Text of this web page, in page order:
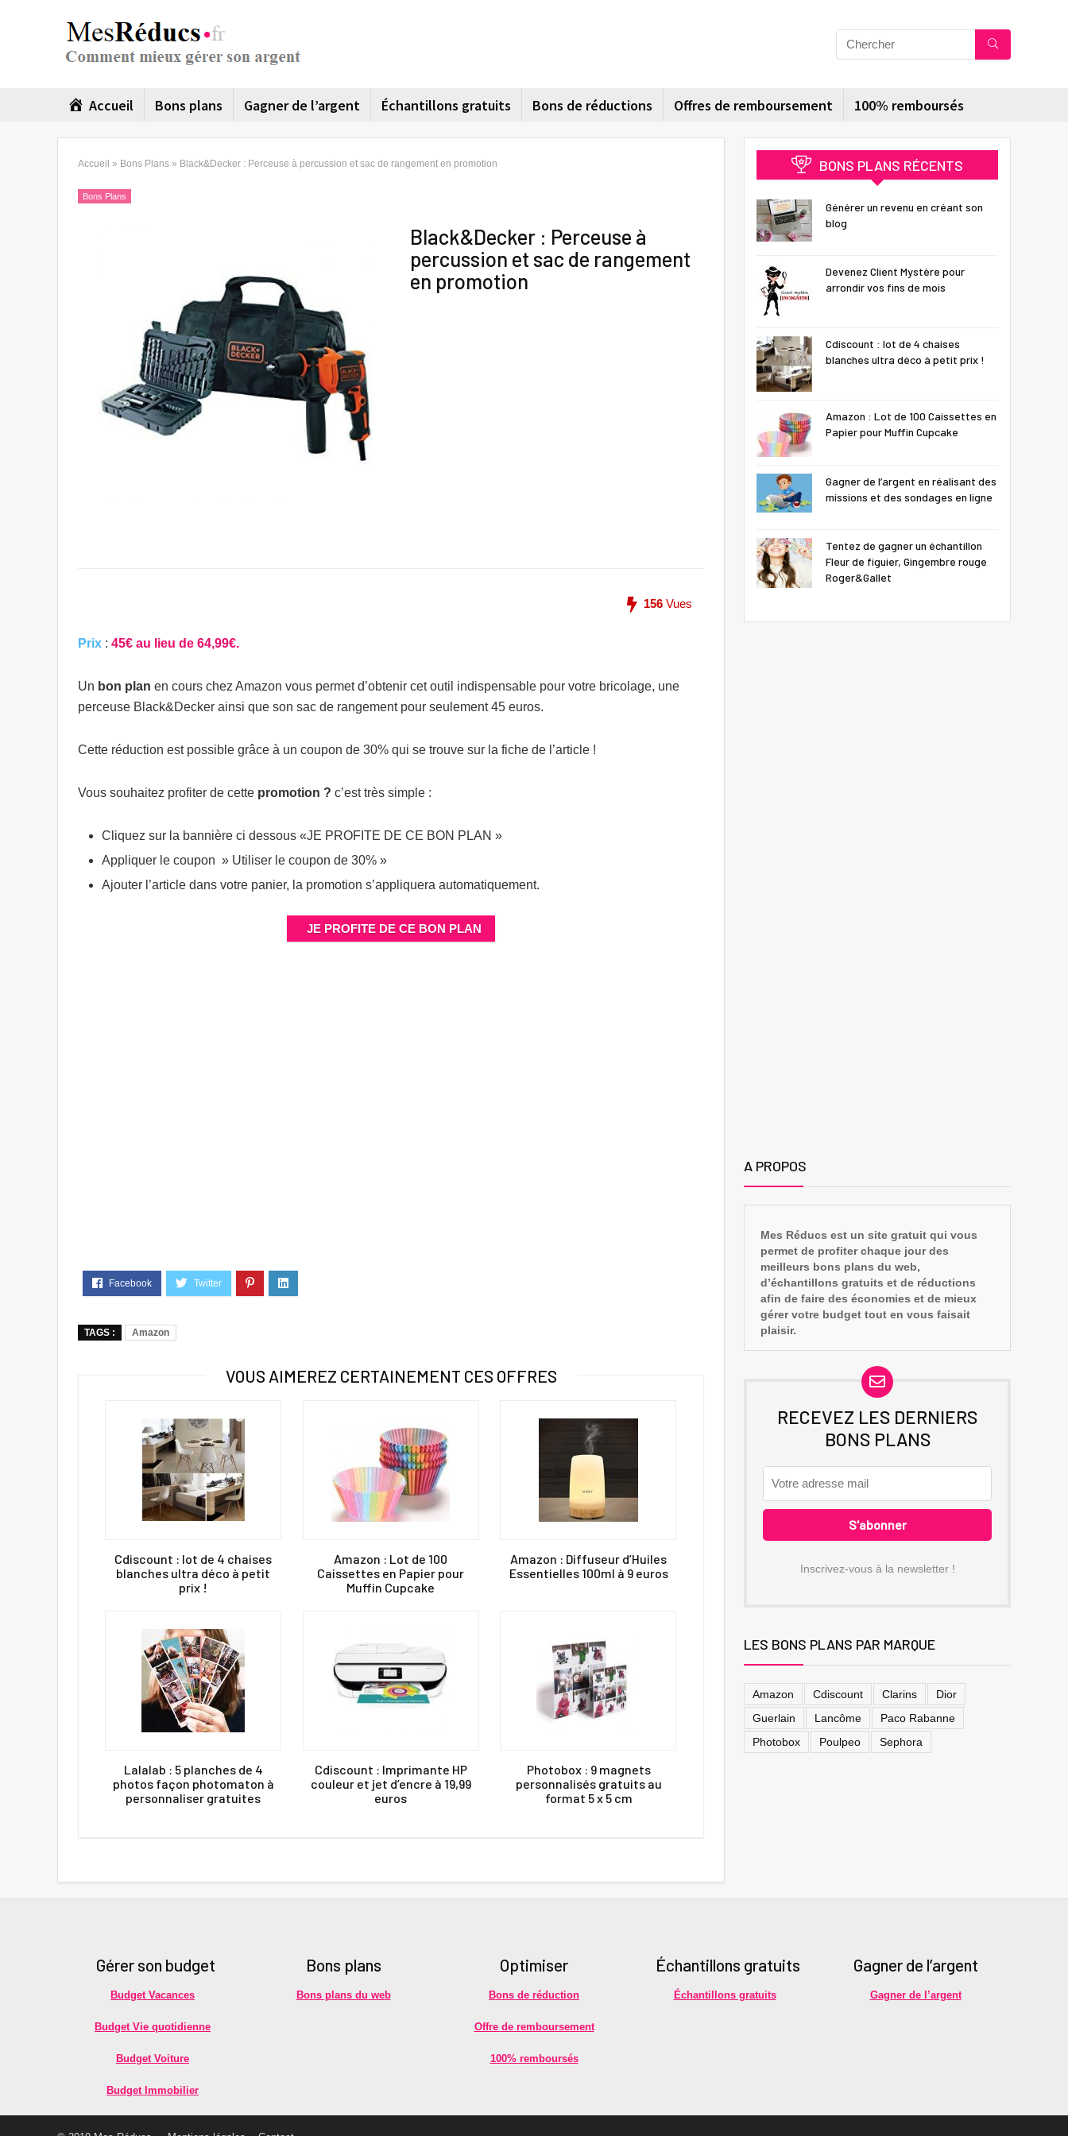
Accueil Bons plans Gagner de l’argent Échantillons gratuits Bons de réductions Offres de remboursement 100% remboursés
Accueil » Bons Plans » Black&Decker : Perceuse à percussion et sac de rangement en promotion
Bons Plans
Black&Decker : Perceuse à
percussion et sac de rangement
en promotion
156 Vues
Prix : 45€ au lieu de 64,99€.
Un bon plan en cours chez Amazon vous permet d’obtenir cet outil indispensable pour votre bricolage, une
perceuse Black&Decker ainsi que son sac de rangement pour seulement 45 euros.
Cette réduction est possible grâce à un coupon de 30% qui se trouve sur la fiche de l’article !
Vous souhaitez profiter de cette promotion ? c’est très simple :
Cliquez sur la bannière ci dessous «JE PROFITE DE CE BON PLAN »
Appliquer le coupon » Utiliser le coupon de 30% »
Ajouter l’article dans votre panier, la promotion s’appliquera automatiquement.
JE PROFITE DE CE BON PLAN
TAGS : Amazon
VOUS AIMEREZ CERTAINEMENT CES OFFRES
Cdiscount : lot de 4 chaises
blanches ultra déco à petit
prix !
Amazon : Lot de 100
Caissettes en Papier pour
Muffin Cupcake
Amazon : Diffuseur d’Huiles
Essentielles 100ml à 9 euros
Lalalab : 5 planches de 4
photos façon photomaton à
personnaliser gratuites
Cdiscount : Imprimante HP
couleur et jet d’encre à 19,99
euros
Photobox : 9 magnets
personnalisés gratuits au
format 5 x 5 cm
BONS PLANS RÉCENTS
Générer un revenu en créant son
blog
Devenez Client Mystère pour
arrondir vos fins de mois
Cdiscount : lot de 4 chaises
blanches ultra déco à petit prix !
Amazon : Lot de 100 Caissettes en
Papier pour Muffin Cupcake
Gagner de l’argent en réalisant des
missions et des sondages en ligne
Tentez de gagner un échantillon
Fleur de figuier, Gingembre rouge
Roger&Gallet
A PROPOS
Mes Réducs est un site gratuit qui vous
permet de profiter chaque jour des
meilleurs bons plans du web,
d’échantillons gratuits et de réductions
afin de faire des économies et de mieux
gérer votre budget tout en vous faisait
plaisir.
RECEVEZ LES DERNIERS
BONS PLANS
Inscrivez-vous à la newsletter !
LES BONS PLANS PAR MARQUE
Amazon Cdiscount Clarins
Dior
Guerlain
Lancôme
Paco Rabanne
Photobox
Poulpeo Sephora
Gérer son budget
Budget Vacances
Budget Vie quotidienne
Budget Voiture
Budget Immobilier
Bons plans
Bons plans du web
Optimiser
Bons de réduction
Offre de remboursement
100% remboursés
Échantillons gratuits
Échantillons gratuits
Gagner de l’argent
Gagner de l’argent